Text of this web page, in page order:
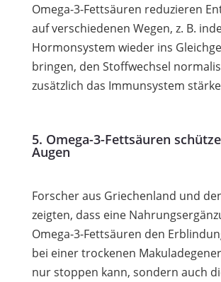
Omega-3-Fettsäuren reduzieren
auf verschiedenen Wegen, z. B.
Hormonsystem wieder ins
bringen, den Stoffwechsel
zusätzlich das Immunsystem
5. Omega-3-Fettsäuren
Augen
Forscher aus Griechenland und
zeigten, dass eine
Omega-3-Fettsäuren den
bei einer trockenen
nur stoppen kann, sondern auch